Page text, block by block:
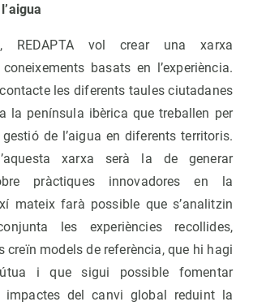
REDAPTA vol crear una xarxa
basats en l’experiència.
les diferents taules ciutadanes
la península ibèrica que treballen per
de l’aigua en diferents territoris.
xarxa serà la de generar
pràctiques innovadores en la
mateix farà possible que s’analitzin
les experiències recollides,
creïn models de referència, que hi hagi
i que sigui possible fomentar
impactes del canvi global reduint la